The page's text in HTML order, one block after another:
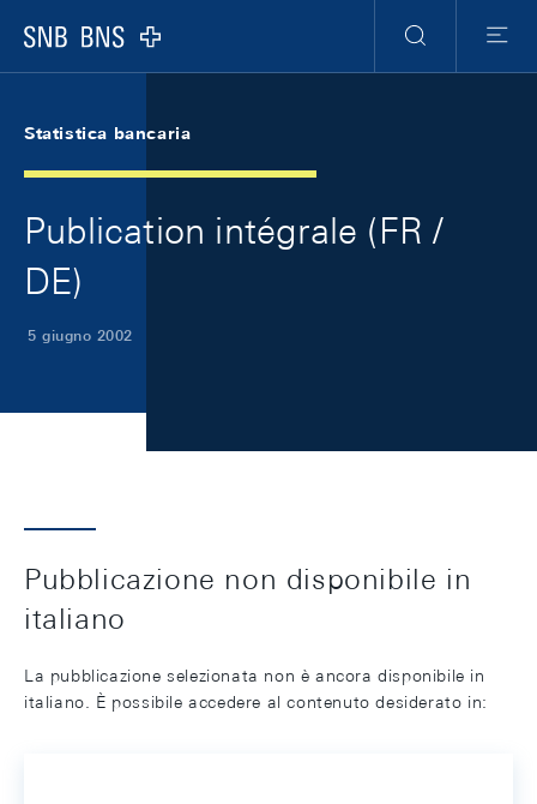
Logo
Ricerca
Menu
Statistica bancaria
Publication intégrale (FR /
DE)
5 giugno 2002
Pubblicazione non disponibile in
italiano
La pubblicazione selezionata non è ancora disponibile in
italiano. È possibile accedere al contenuto desiderato in: